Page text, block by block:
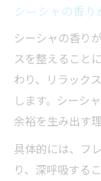
シーシャの香
シーシャの香り
スを整えること
わり、リラック
します。シーシ
余裕を生み出す
具体的には、フ
り、深呼吸する